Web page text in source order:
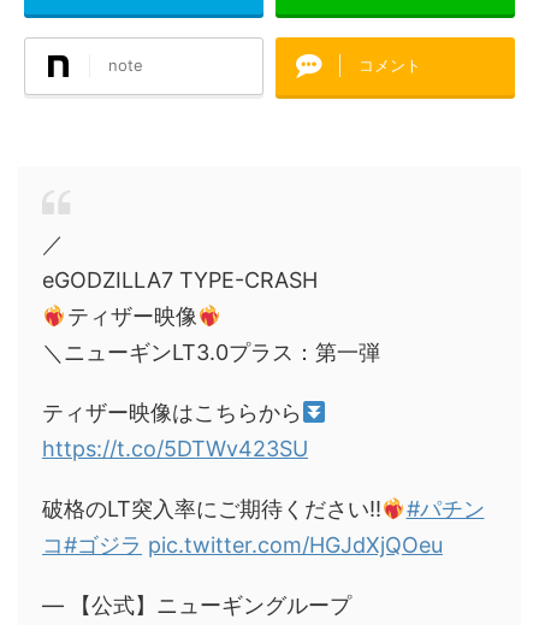
note コメント
／
eGODZILLA7 TYPE-CRASH
ティザー映像
＼ニューギンLT3.0プラス：第一弾
ティザー映像はこちらから
https://t.co/5DTWv423SU
破格のLT突入率にご期待ください!!
#パチン
コ#ゴジラ pic.twitter.com/HGJdXjQOeu
— 【公式】ニューギングループ